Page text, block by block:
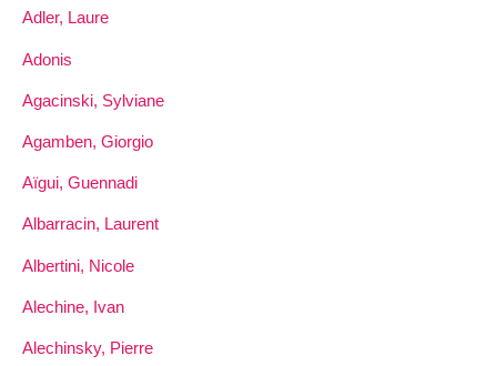
Adler, Laure
Adonis
Agacinski, Sylviane
Agamben, Giorgio
Aïgui, Guennadi
Albarracin, Laurent
Albertini, Nicole
Alechine, Ivan
Alechinsky, Pierre